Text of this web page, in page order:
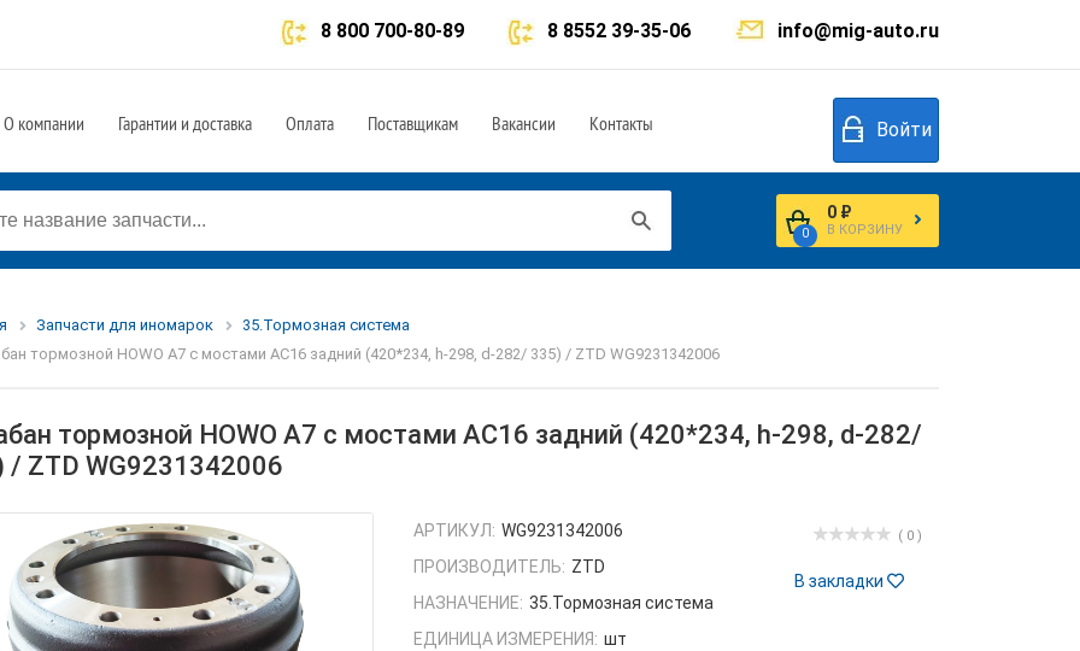
info@mig-auto.ru
8 8552 39-35-06
8 800 700-80-89
О компании Гарантии и доставка Оплата Поставщикам Вакансии Контакты Войти
0
0 ₽
В КОРЗИНУ
Запчасти для иномарок
35.Тормозная система
тормозной HOWO A7 с мостами AC16 задний (420*234, h-298, d-282/ 335) / ZTD WG9231342006
тормозной HOWO A7 с мостами AC16 задний (420*234, h-298, d-282/
/ ZTD WG9231342006
( 0 )
В закладки
АРТИКУЛ: WG9231342006
ПРОИЗВОДИТЕЛЬ: ZTD
НАЗНАЧЕНИЕ: 35.Тормозная система
ЕДИНИЦА ИЗМЕРЕНИЯ: шт